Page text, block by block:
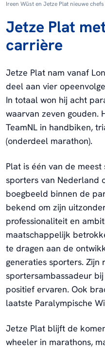
Ireen Wüst en Jetze Plat nieuwe
Jetze Plat
carrière
Jetze Plat nam vanaf
deel aan vier
In totaal won hij acht
waarvan zeven gouden.
TeamNL in handbiken,
(onderdeel marathon).
Plat is één van de
sporters van Nederland
boegbeeld binnen de
bekend om zijn
professionaliteit en
maatschappelijk
te dragen aan de
generaties sporters. Zijn
sportersambassadeur
positief ervaren. Ook
laatste Paralympische
Jetze Plat blijft de
wheeler in marathons,